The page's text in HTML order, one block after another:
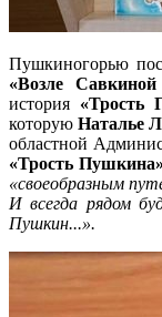
Пушкиногорью
«Возле
история «Трость
которую Наталье
областной
«Трость
«своеобразным
И всегда рядом
Пушкин...».